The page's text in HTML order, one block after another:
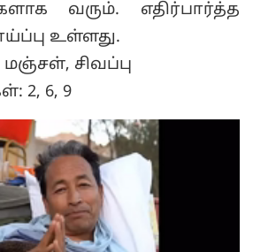
வரும். எதிர்பார்த்த
உள்ளது.
சிவப்பு
2, 6, 9